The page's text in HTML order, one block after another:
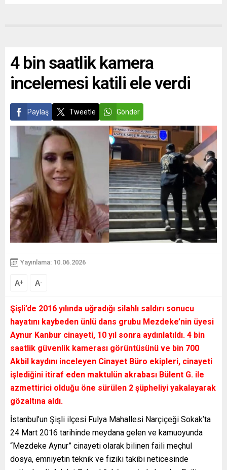
4 bin saatlik kamera
incelemesi katili ele verdi
Paylaş Tweetle Gönder
Yayınlama: 10.06.2026
A+ A-
Şişli’de 2016 yılında uğradığı silahlı saldırı sonucu
hayatını kaybeden ünlü dans grubu Mezdeke’nin üyesi
Aynur Kanbur cinayeti, 10 yıl sonra aydınlatıldı. 4 bin
saatlik güvenlik kamerası görüntüsünü ve bin 700
Akbil kaydını inceleyen Cinayet Büro ekipleri, cinayeti
işlediğini itiraf eden maktulün akrabası Bülent G. ile
azmettirici olduğu öne sürülen 2 şüpheliyi yakalayarak
gözaltına aldı.
İstanbul’un Şişli ilçesi Fulya Mahallesi Narçiçeği Sokak’ta
24 Mart 2016 tarihinde meydana gelen ve kamuoyunda
“Mezdeke Aynur” cinayeti olarak bilinen faili meçhul
dosya, emniyetin teknik ve fiziki takibi neticesinde